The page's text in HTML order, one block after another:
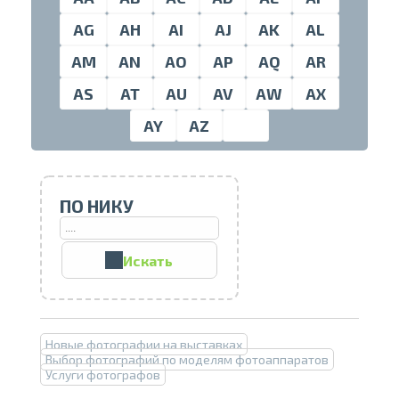
закажите онлайн
Различные форматы и виды
бумаги для ваших фотографий
Доставка по всей Латвии или
Проведите,
AG
AH AI AJ AK
AL
AM
AN AO AP AQ
AR
AS
AT AU AV AW
AX
AY
AZ
ПО НИКУ
Искать
Новые фотографии на выставках
Выбор фотографий по моделям фотоаппаратов
Услуги фотографов